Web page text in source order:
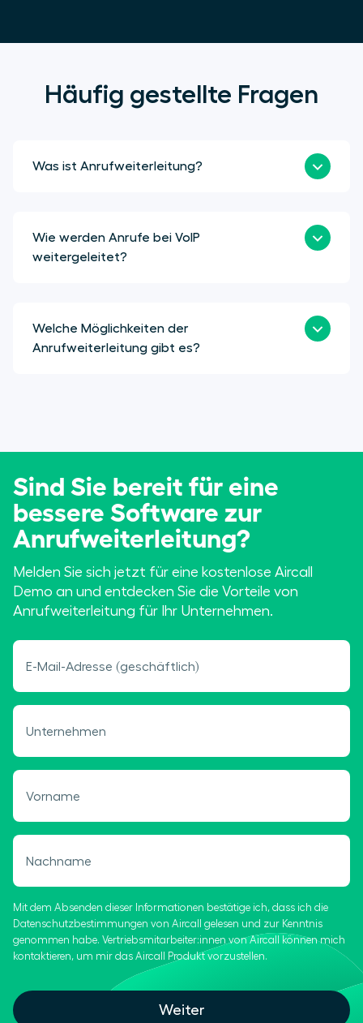
Häufig gestellte Fragen
Was ist Anrufweiterleitung?
Wie werden Anrufe bei VoIP
weitergeleitet?
Welche Möglichkeiten der
Anrufweiterleitung gibt es?
Sind Sie bereit für eine
bessere Software zur
Anrufweiterleitung?
Melden Sie sich jetzt für eine kostenlose Aircall
Demo an und entdecken Sie die Vorteile von
Anrufweiterleitung für Ihr Unternehmen.
E-Mail-Adresse (geschäftlich)
Unternehmen
Vorname
Nachname
Mit dem Absenden dieser Informationen bestätige ich, dass ich die
Datenschutzbestimmungen von Aircall gelesen und zur Kenntnis
genommen habe. Vertriebsmitarbeiter:innen von Aircall können mich
kontaktieren, um mir das Aircall Produkt vorzustellen.
Weiter